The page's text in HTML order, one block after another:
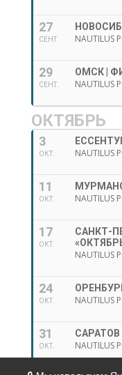
27
СЕНТ. NAUTILUS
29
СЕНТ.
ОМСК |
NAUTILUS
ОКТЯБРЬ
3
ОКТ. NAUTILUS
11
ОКТ. NAUTILUS
17
ОКТ.
САНКТ-
NAUTILUS
24
ОКТ. NAUTILUS
31
ОКТ.
САРАТОВ
NAUTILUS